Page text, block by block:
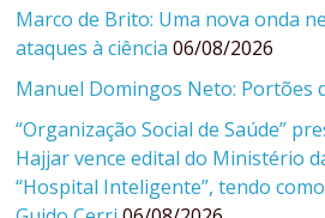
Marco de Brito: Uma nova onda
ataques à ciência 06/08/2026
Manuel Domingos Neto: Portões
“Organização Social de Saúde”
Hajjar vence edital do Ministério
“Hospital Inteligente”, tendo